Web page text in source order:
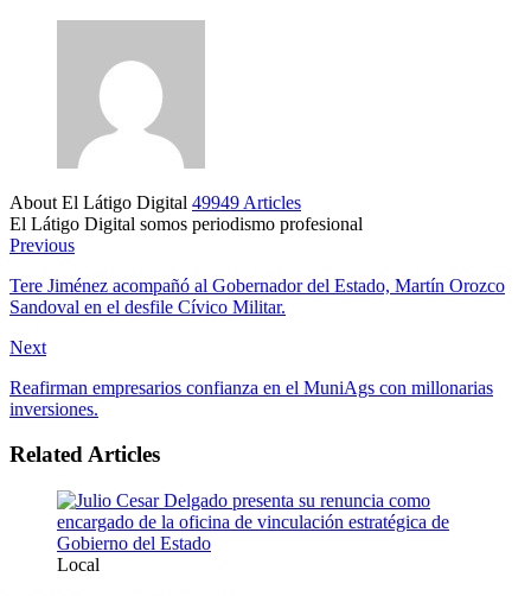
About El Látigo Digital 49949 Articles
El Látigo Digital somos periodismo profesional
Website
Facebook
Previous
Tere Jiménez acompañó al Gobernador del Estado, Martín Orozco
Sandoval en el desfile Cívico Militar.
Next
Reafirman empresarios confianza en el MuniAgs con millonarias
inversiones.
Related Articles
Local